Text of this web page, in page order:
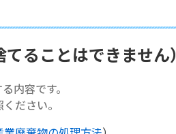
ることはできません）
内容です。
ださい。